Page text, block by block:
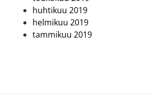
huhtikuu 2019
helmikuu 2019
tammikuu 2019